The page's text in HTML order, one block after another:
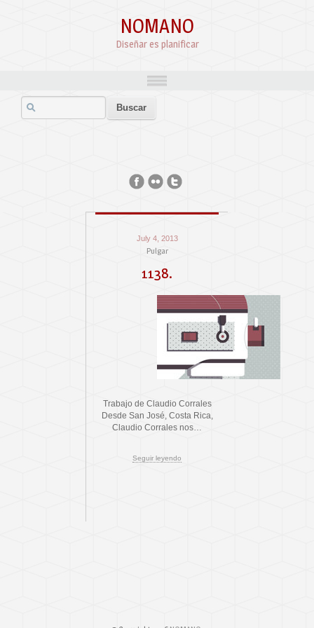
NOMANO
Diseñar es planificar
July 4, 2013
Pulgar
1138.
Trabajo de Claudio Corrales
Desde San José, Costa Rica,
Claudio Corrales nos…
Seguir leyendo